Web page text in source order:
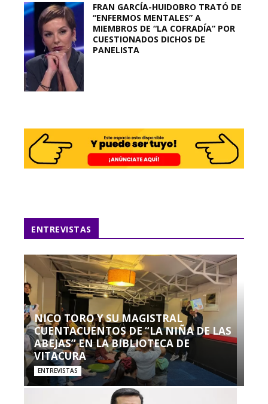
FRAN GARCÍA-HUIDOBRO TRATÓ DE
“ENFERMOS MENTALES” A
MIEMBROS DE “LA COFRADÍA” POR
CUESTIONADOS DICHOS DE
PANELISTA
ENTREVISTAS
NICO TORO Y SU MAGISTRAL
CUENTACUENTOS DE “LA NIÑA DE LAS
ABEJAS” EN LA BIBLIOTECA DE
VITACURA
ENTREVISTAS